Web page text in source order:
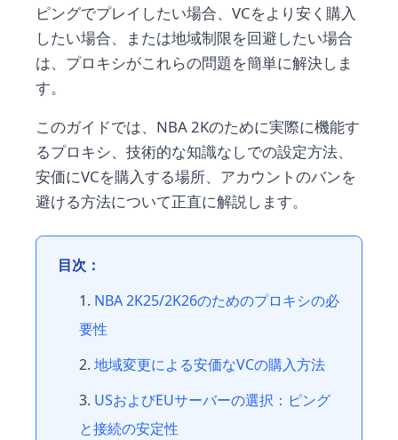
ピングでプレイしたい場合、VCをより安く購入
したい場合、または地域制限を回避したい場合
は、プロキシがこれらの問題を簡単に解決しま
す。
このガイドでは、NBA 2Kのために実際に機能す
るプロキシ、技術的な知識なしでの設定方法、
安価にVCを購入する場所、アカウントのバンを
避ける方法について正直に解説します。
目次：
NBA 2K25/2K26のためのプロキシの必
要性
地域変更による安価なVCの購入方法
USおよびEUサーバーの選択：ピング
と接続の安定性